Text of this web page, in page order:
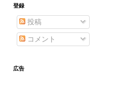
登録
投稿
コメント
広告